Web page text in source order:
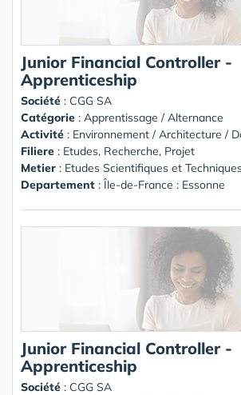
Junior Financial Controller -
Apprenticeship
Société : CGG SA
Catégorie : Apprentissage / Alternance
Activité : Environnement / Architecture /
Filiere : Etudes, Recherche, Projet
Metier : Etudes Scientifiques et
Departement : Île-de-France : Essonne
Junior Financial Controller -
Apprenticeship
Société : CGG SA